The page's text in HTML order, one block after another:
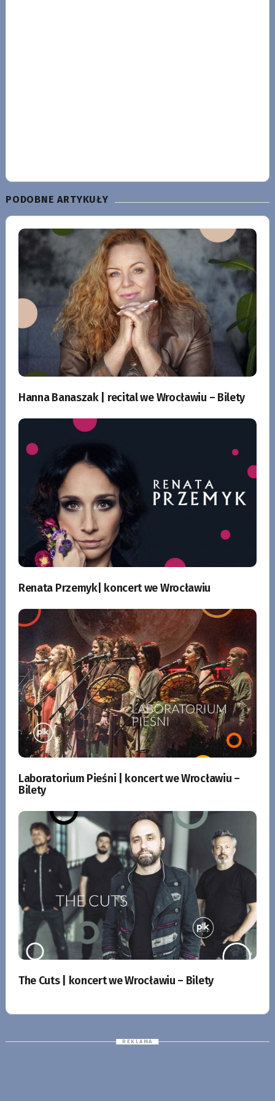
PODOBNE ARTYKUŁY
Hanna Banaszak | recital we Wrocławiu – Bilety
Renata Przemyk| koncert we Wrocławiu
Laboratorium Pieśni | koncert we Wrocławiu –
Bilety
The Cuts | koncert we Wrocławiu – Bilety